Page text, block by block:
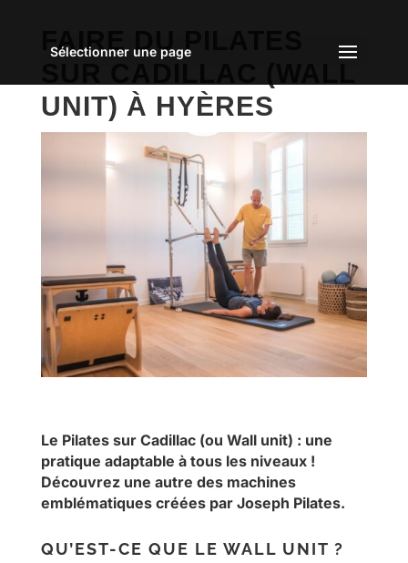
Sélectionner une page
FAIRE DU PILATES
UNIT) À HYÈRES
Le Pilates sur Cadillac (ou Wall unit) : une
pratique adaptable à tous les niveaux !
Découvrez une autre des machines
emblématiques créées par Joseph Pilates.
QU’EST-CE QUE LE WALL UNIT ?